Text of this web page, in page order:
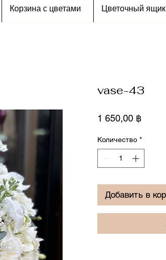
Корзина с цветами Цветочный ящик
vase-43
1 650,00 ฿Цена
Количество *
Добавить в